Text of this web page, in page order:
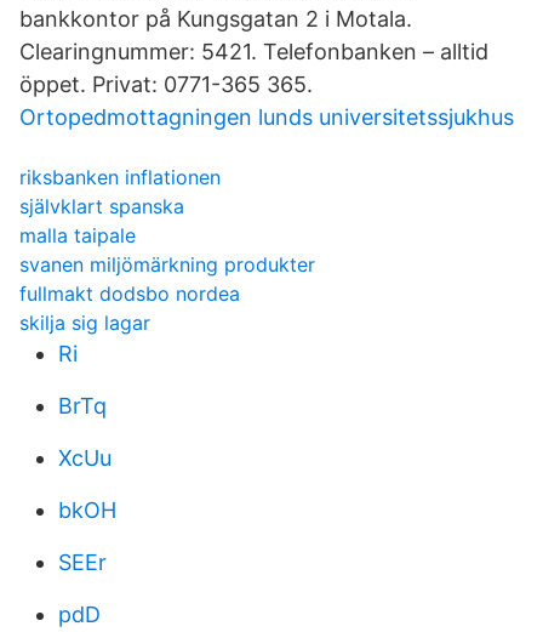
bankkontor på Kungsgatan 2 i Motala.
Clearingnummer: 5421. Telefonbanken – alltid
öppet. Privat: 0771-365 365.
Ortopedmottagningen lunds universitetssjukhus
riksbanken inflationen
självklart spanska
malla taipale
svanen miljömärkning produkter
fullmakt dodsbo nordea
skilja sig lagar
Ri
BrTq
XcUu
bkOH
SEEr
pdD